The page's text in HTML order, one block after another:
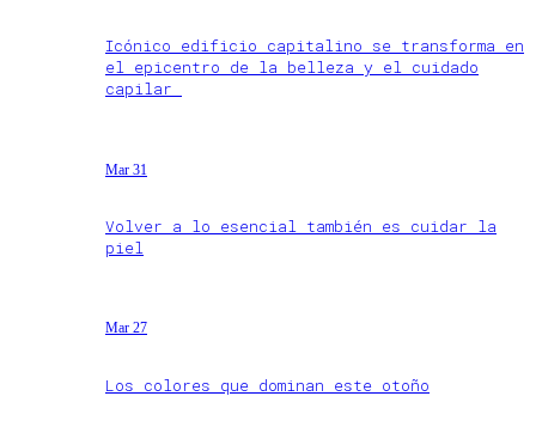
Icónico edificio capitalino se transforma en
el epicentro de la belleza y el cuidado
capilar
Mar 31
Volver a lo esencial también es cuidar la
piel
Mar 27
Los colores que dominan este otoño